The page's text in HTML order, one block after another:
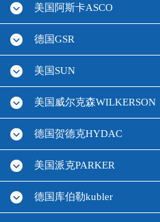
美国阿斯卡ASCO
德国GSR
美国SUN
美国威尔克森WILKERSON
德国贺德克HYDAC
美国派克PARKER
德国库伯勒kubler